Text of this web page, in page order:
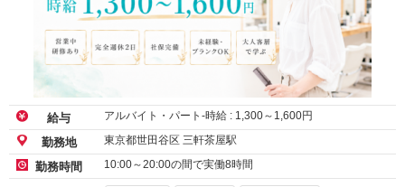
給与 アルバイト・パート-時給 : 1,300～ 1,600円
勤務地 東京都世田谷区 三軒茶屋駅
勤務時間 10:00～20:00の間で実働8時間